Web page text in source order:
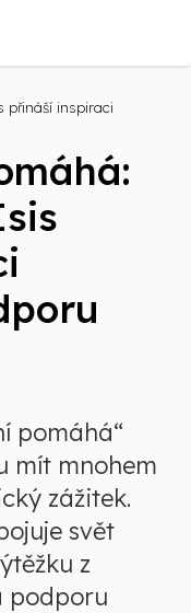
přináší inspiraci
pomáhá“
mít mnohem
zážitek.
svět
z
podporu